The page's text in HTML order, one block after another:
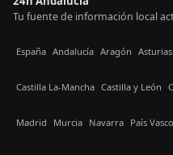
Tu fuente de información local
España Andalucía Aragón Asturias
Castilla La-Mancha Castilla y León
Madrid Murcia Navarra País Vasco